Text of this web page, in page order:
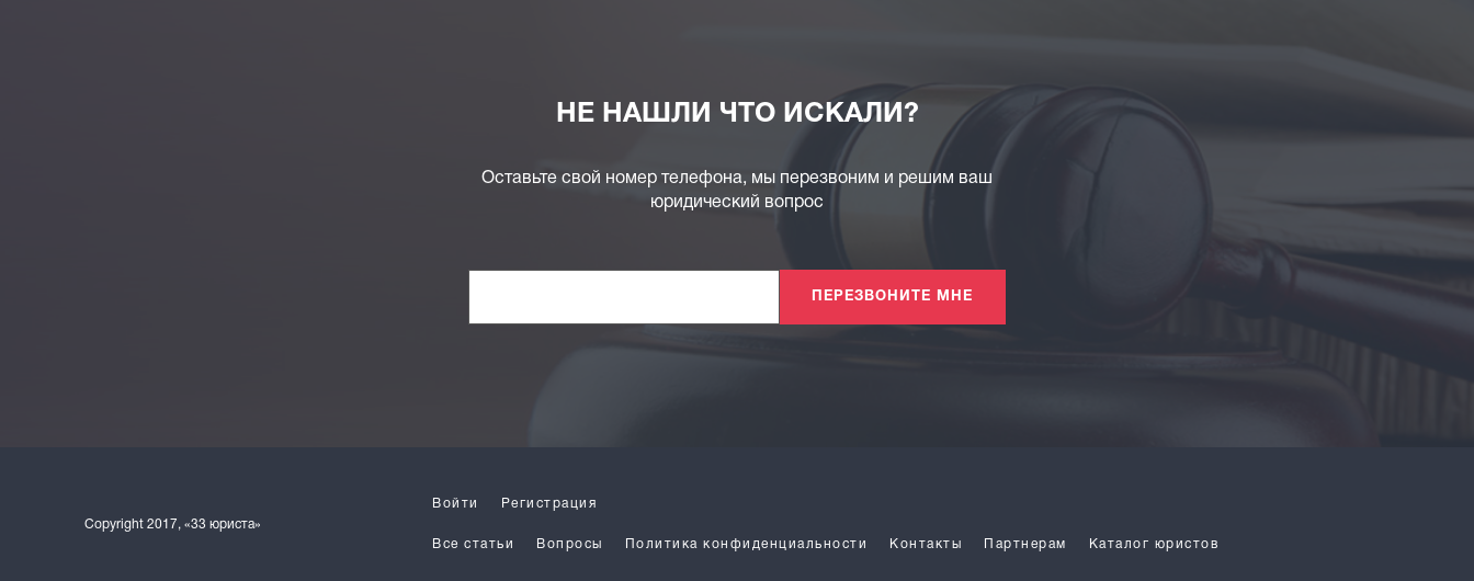
НЕ НАШЛИ ЧТО ИСКАЛИ?
Оставьте свой номер телефона, мы перезвоним и решим ваш
юридический вопрос
ПЕРЕЗВОНИТЕ МНЕ
Copyright 2017, «33 юриста»
Войти Регистрация
Все статьи Вопросы Политика конфиденциальности Контакты Партнерам Каталог юристов